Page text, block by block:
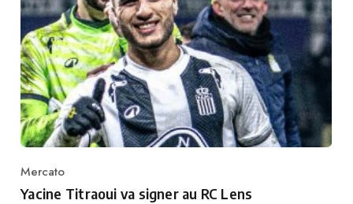
Category
Mercato
Yacine Titraoui va signer au RC Lens